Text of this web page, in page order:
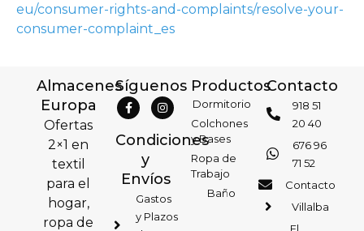
eu/consumer-rights-and-complaints/resolve-your-
consumer-complaint_es
Almacenes
Europa
Ofertas
2×1 en
textil
para el
hogar,
ropa de
Síguenos
Condiciones
y
Envíos
Gastos
y Plazos
Productos
Dormitorio
Colchones
y Bases
Ropa de
Trabajo
Baño
Contacto
918 51
20 40
676 96
71 52
Contacto
Villalba